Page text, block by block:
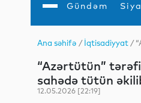
Gündəm
Gündəm
İqtisadiyyat
YAP
Analitika
MEDİA
Ana səhifə /İqtisadiyyat /
“Azərtütün”
sahədə tütün
12.05.2026 [22:19]